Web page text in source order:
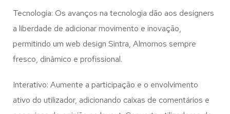
Tecnologia: Os avanços na tecnologia dão aos designers
a liberdade de adicionar movimento e inovação,
permitindo um web design Sintra, Almornos sempre
fresco, dinâmico e profissional.
Interativo: Aumente a participação e o envolvimento
ativo do utilizador, adicionando caixas de comentários e